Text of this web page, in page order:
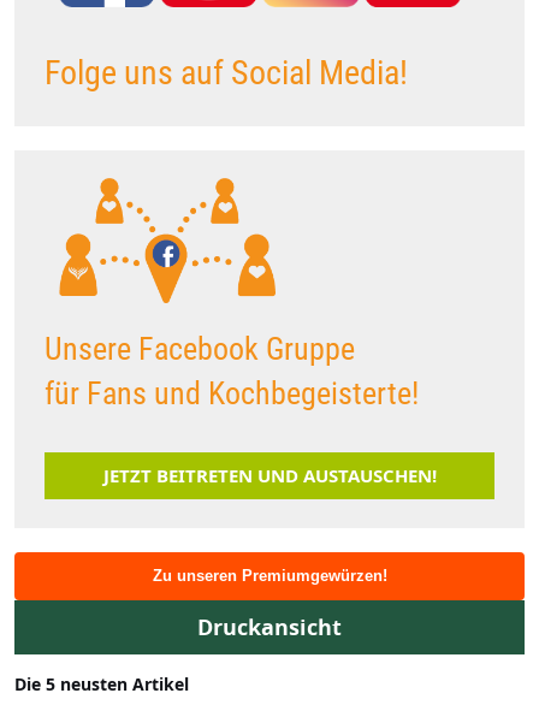
Folge uns auf Social Media!
Unsere Facebook Gruppe
für Fans und Kochbegeisterte!
JETZT BEITRETEN UND AUSTAUSCHEN!
Zu unseren Premiumgewürzen!
Druckansicht
Die 5 neusten Artikel